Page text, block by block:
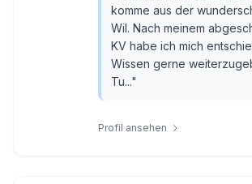
komme aus der
Wil. Nach meinem
KV habe ich mich
Wissen gerne
Tu..."
Profil ansehen